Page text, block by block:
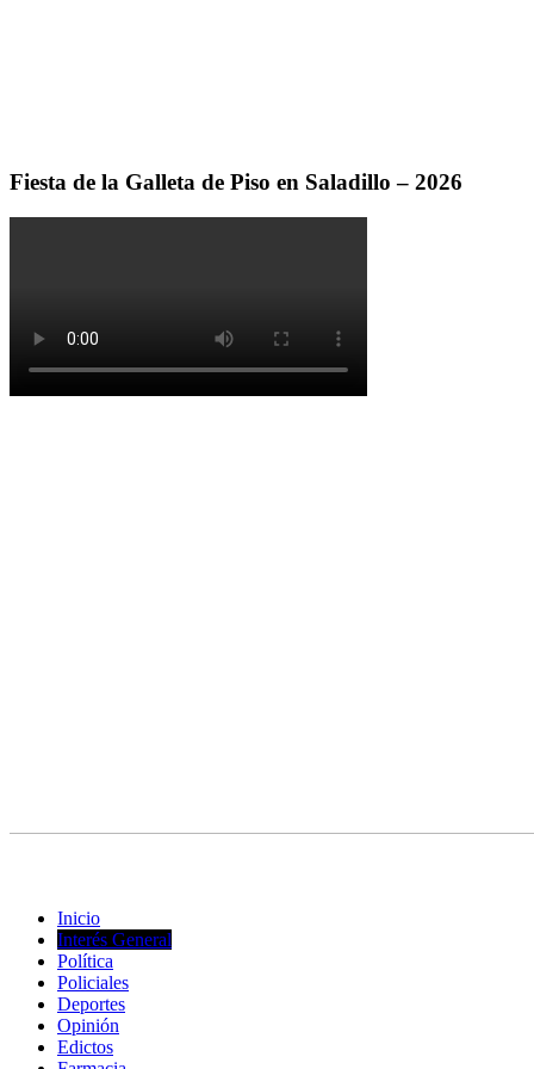
Fiesta de la Galleta de Piso en Saladillo – 2026
Inicio
Interés General
Política
Policiales
Deportes
Opinión
Edictos